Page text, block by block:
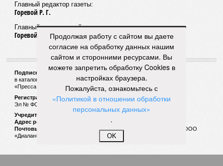
Главный редактор газеты:
Горевой Р. Г.
Главный редактор сайта:
Горевой Р. Г.
Подписной индекс газеты «Наша версия»:
в каталоге «Почта России» —99266
«Пресса России» (зелёный) —41522
Регистрационный номер Роскомнадзора
Эл № ФС77-53847 от 26.04.2013.
Учредитель ООО «Версия»
Адрес редакции:
123100, Россия, Москва, улица 1905 года, 7с1
Почтовый адрес редакции:
123022, Россия, Москва, а/я 29. для ООО
«Диалан»
Продолжая работу с сайтом вы даете
согласие на обработку данных нашим
сайтом и сторонними ресурсами. Вы
можете запретить обработку Cookies в
настройках браузера.
Пожалуйста, ознакомьтесь с
«Политикой в отношении обработки
персональных данных»
.
OK